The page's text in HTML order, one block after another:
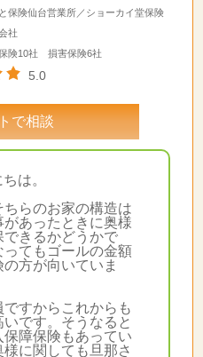
保険仙台営業所／ショーカイ堂保険
社
険10社 損害保険6社
5.0
で相談
は。
らのお家の構造は
あったときに奥様
できるかどうかで
てもゴールの金額
方が向いていま
すからこれからも
です。そうなると
障保険もあってい
に関しても旦那さ